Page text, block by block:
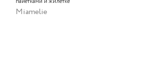
Центральный склад
Miamelie